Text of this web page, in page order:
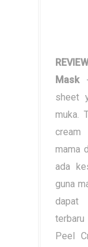
Mask-
sheet
muka.
cream
mama
ada
guna
dapat
Peel